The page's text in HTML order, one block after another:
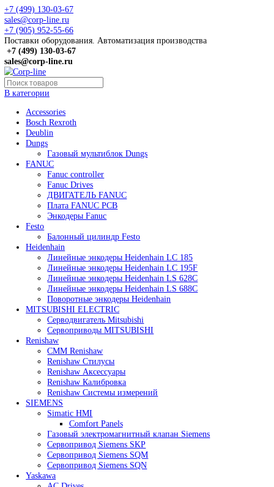
+7 (499) 130-03-67
sales@corp-line.ru
+7 (905) 952-55-66
Поставки оборудования. Автоматизация производства
+7 (499)130-03-67
sales@corp-line.ru
Accessories
Bosch Rexroth
Deublin
Dungs
Газовый мультиблок Dungs
FANUC
Fanuc controller
Fanuc Drives
ДВИГАТЕЛЬ FANUC
Плата FANUC PCB
Энкодеры Fanuc
Festo
Балонный цилиндр Festo
Heidenhain
Линейные энкодеры Heidenhain LC 185
Линейные энкодеры Heidenhain LC 195F
Линейные энкодеры Heidenhain LS 628C
Линейные энкодеры Heidenhain LS 688C
Поворотные энкодеры Heidenhain
MITSUBISHI ELECTRIC
Серводвигатель Mitsubishi
Сервоприводы MITSUBISHI
Renishaw
CMM Renishaw
Renishaw Cтилусы
Renishaw Аксессуары
Renishaw Калибровка
Renishaw Системы измерений
SIEMENS
Simatic HMI